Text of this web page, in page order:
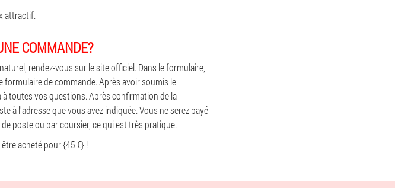
attractif.
COMMANDE?
rendez-vous sur le site officiel. Dans le formulaire,
de commande. Après avoir soumis le
toutes vos questions. Après confirmation de la
à l'adresse que vous avez indiquée. Vous ne serez payé
poste ou par coursier, ce qui est très pratique.
acheté pour {45 €} !